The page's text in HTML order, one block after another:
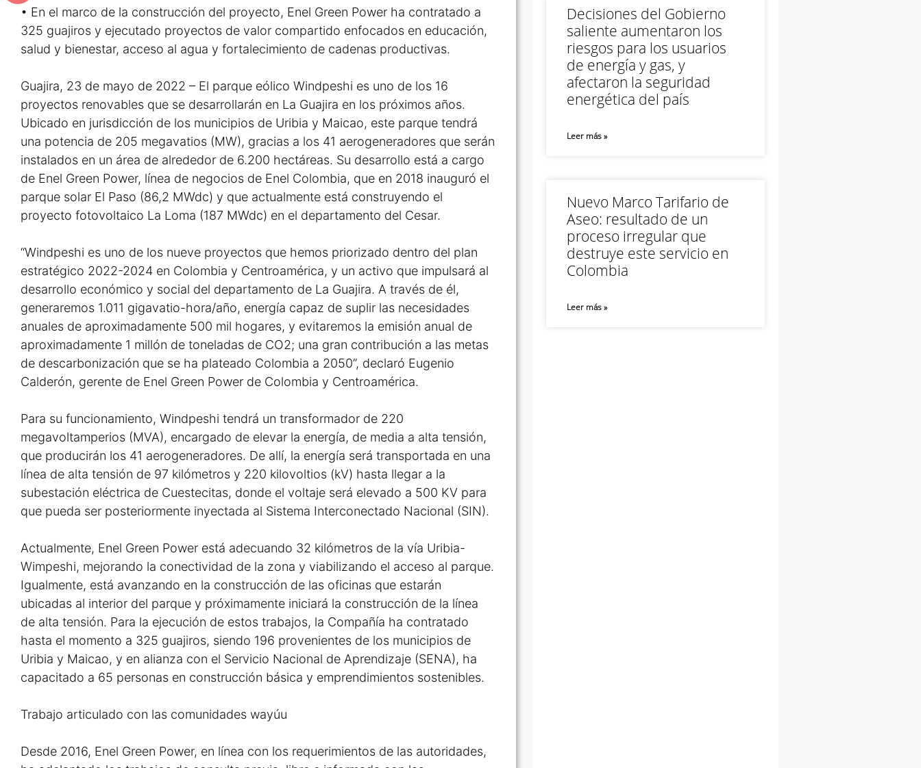
• En el marco de la construcción del proyecto, Enel Green Power ha contratado a
325 guajiros y ejecutado proyectos de valor compartido enfocados en educación,
salud y bienestar, acceso al agua y fortalecimiento de cadenas productivas.
Guajira, 23 de mayo de 2022 – El parque eólico Windpeshi es uno de los 16
proyectos renovables que se desarrollarán en La Guajira en los próximos años.
Ubicado en jurisdicción de los municipios de Uribia y Maicao, este parque tendrá
una potencia de 205 megavatios (MW), gracias a los 41 aerogeneradores que serán
instalados en un área de alrededor de 6.200 hectáreas. Su desarrollo está a cargo
de Enel Green Power, línea de negocios de Enel Colombia, que en 2018 inauguró el
parque solar El Paso (86,2 MWdc) y que actualmente está construyendo el
proyecto fotovoltaico La Loma (187 MWdc) en el departamento del Cesar.
“Windpeshi es uno de los nueve proyectos que hemos priorizado dentro del plan
estratégico 2022-2024 en Colombia y Centroamérica, y un activo que impulsará al
desarrollo económico y social del departamento de La Guajira. A través de él,
generaremos 1.011 gigavatio-hora/año, energía capaz de suplir las necesidades
anuales de aproximadamente 500 mil hogares, y evitaremos la emisión anual de
aproximadamente 1 millón de toneladas de CO2; una gran contribución a las metas
de descarbonización que se ha plateado Colombia a 2050”, declaró Eugenio
Calderón, gerente de Enel Green Power de Colombia y Centroamérica.
Para su funcionamiento, Windpeshi tendrá un transformador de 220
megavoltamperios (MVA), encargado de elevar la energía, de media a alta tensión,
que producirán los 41 aerogeneradores. De allí, la energía será transportada en una
línea de alta tensión de 97 kilómetros y 220 kilovoltios (kV) hasta llegar a la
subestación eléctrica de Cuestecitas, donde el voltaje será elevado a 500 KV para
que pueda ser posteriormente inyectada al Sistema Interconectado Nacional (SIN).
Actualmente, Enel Green Power está adecuando 32 kilómetros de la vía Uribia-
Wimpeshi, mejorando la conectividad de la zona y viabilizando el acceso al parque.
Igualmente, está avanzando en la construcción de las oficinas que estarán
ubicadas al interior del parque y próximamente iniciará la construcción de la línea
de alta tensión. Para la ejecución de estos trabajos, la Compañía ha contratado
hasta el momento a 325 guajiros, siendo 196 provenientes de los municipios de
Uribia y Maicao, y en alianza con el Servicio Nacional de Aprendizaje (SENA), ha
capacitado a 65 personas en construcción básica y emprendimientos sostenibles.
Trabajo articulado con las comunidades wayúu
Desde 2016, Enel Green Power, en línea con los requerimientos de las autoridades,
Decisiones del Gobierno
saliente aumentaron los
riesgos para los usuarios
de energía y gas, y
afectaron la seguridad
energética del país
Leer más »
Nuevo Marco Tarifario de
Aseo: resultado de un
proceso irregular que
destruye este servicio en
Colombia
Leer más »